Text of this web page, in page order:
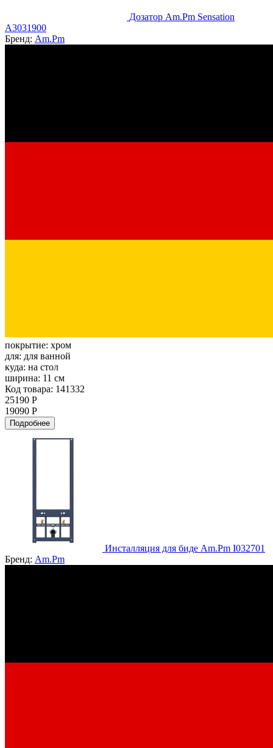
Дозатор Am.Pm Sensation
A3031900
Бренд: Am.Pm
покрытие: хром
для: для ванной
куда: на стол
ширина: 11 см
Код товара: 141332
25190 Р
19090 Р
Подробнее
Инсталляция для биде Am.Pm I032701
Бренд: Am.Pm